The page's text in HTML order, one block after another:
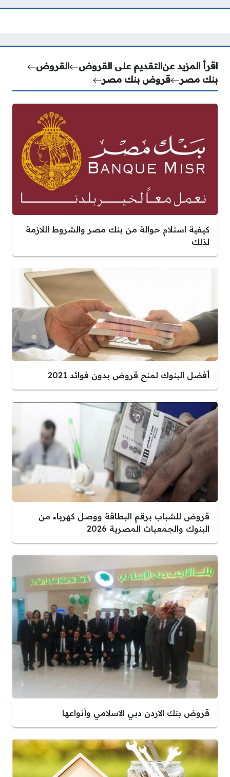
اقرأ المزيد عنالتقديم على القروض
القروض
بنك مصر
قروض بنك مصر
كيفية استلام حوالة من بنك مصر والشروط اللازمة
لذلك
أفضل البنوك لمنح قروض بدون فوائد 2021
قروض للشباب برقم البطاقة ووصل كهرباء من
البنوك والجمعيات المصرية 2026
قروض بنك الاردن دبي الاسلامي وأنواعها